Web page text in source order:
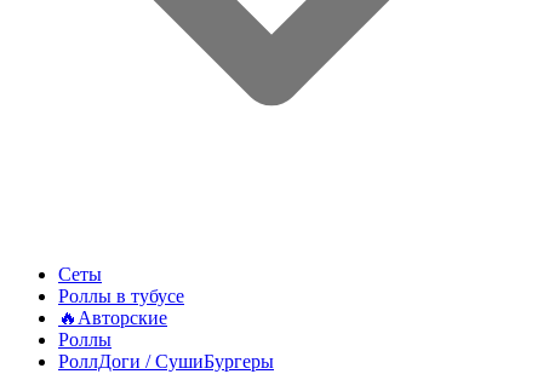
Сеты
Роллы в тубусе
🔥Авторские
Роллы
РоллДоги / СушиБургеры